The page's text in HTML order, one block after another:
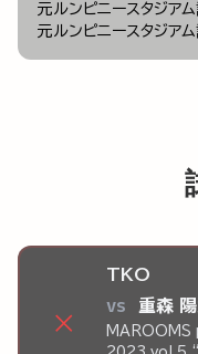
元ルンピニースタジア
元ルンピニースタジア
×
TKO
vs 重森
MAROOMS